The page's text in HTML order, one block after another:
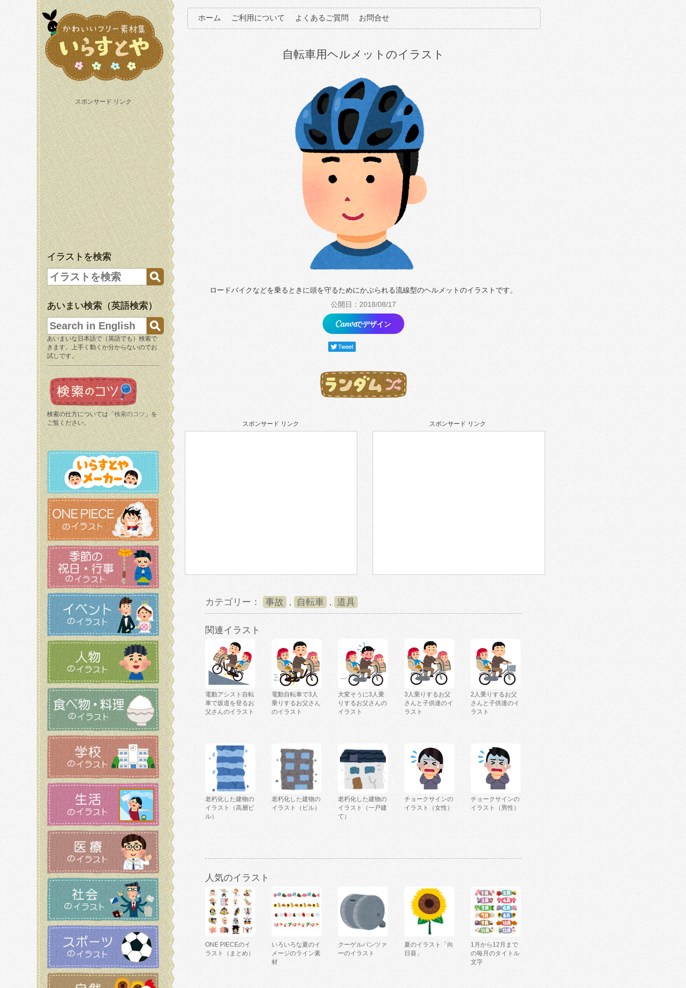
スポンサード リンク
イラストを検索
あいまい検索（英語検索）
あいまいな日本語で（英語でも）検索で
きます。上手く動くか分からないのでお
試しです。
検索の仕方については「 検索のコツ 」を
ご覧ください。
ホーム ご利用について よくあるご質問 お問合せ
自転車用ヘルメットのイラスト
ロードバイクなどを乗るときに頭を守るためにかぶられる流線型のヘルメットのイラストです。
公開日：2018/08/17
でデザイン
スポンサード リンク スポンサード リンク
カテゴリー： 事故 , 自転車 , 道具
関連イラスト
電動アシスト自転
車で坂道を登るお
父さんのイラスト
電動自転車で3人
乗りするお父さん
のイラスト
大変そうに3人乗
りするお父さんの
イラスト
3人乗りするお父
さんと子供達のイ
ラスト
2人乗りするお父
さんと子供達のイ
ラスト
老朽化した建物の
イラスト（高層ビ
ル）
老朽化した建物の
イラスト（ビル）
老朽化した建物の
イラスト（一戸建
て）
チョークサインの
イラスト（女性）
チョークサインの
イラスト（男性）
人気のイラスト
ONE PIECEのイ
ラスト（まとめ）
いろいろな夏のイ
メージのライン素
材
クーゲルパンツァ
ーのイラスト
夏のイラスト「向
日葵」
1月から12月まで
の毎月のタイトル
文字